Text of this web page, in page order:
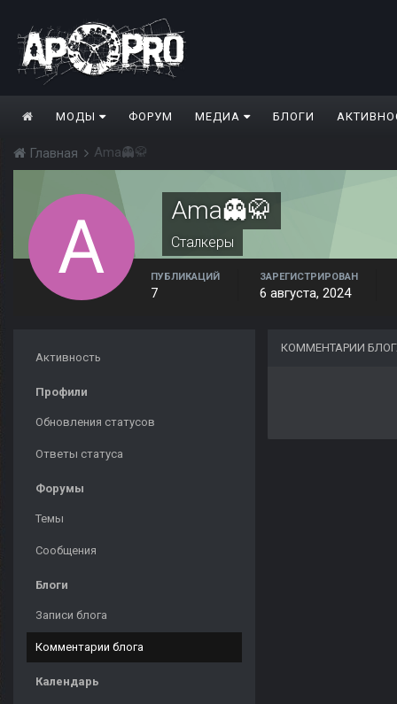
МОДЫ ФОРУМ МЕДИА БЛОГИ
Главная Ama👻🥋
Ama👻🥋
Сталкеры
ПУБЛИКАЦИЙ
7
ЗАРЕГИСТРИРОВАН
6 августа, 2024
Активность
Профили
Обновления статусов
Ответы статуса
Форумы
Темы
Сообщения
Блоги
Записи блога
Комментарии блога
Календарь
КОММЕНТАРИИ